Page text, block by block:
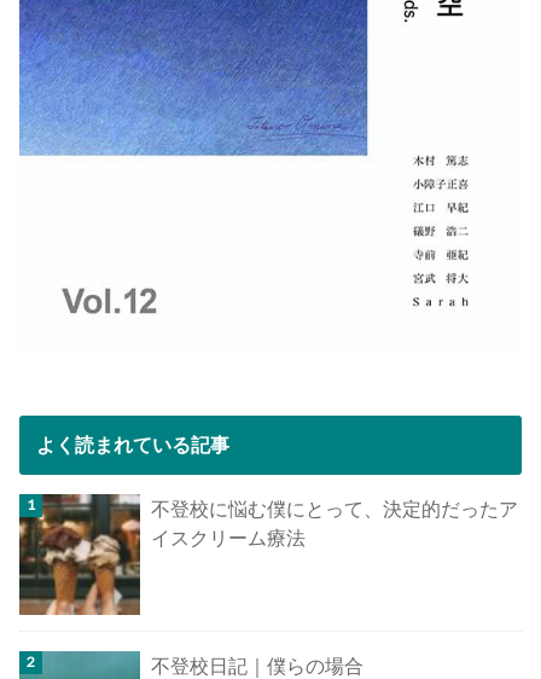
よく読まれている記事
不登校に悩む僕にとって、決定的だったア
イスクリーム療法
不登校日記｜僕らの場合